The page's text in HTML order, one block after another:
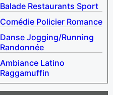
Balade Restaurants Sport
Comédie Policier Romance
Danse Jogging/Running
Randonnée
Ambiance Latino
Raggamuffin